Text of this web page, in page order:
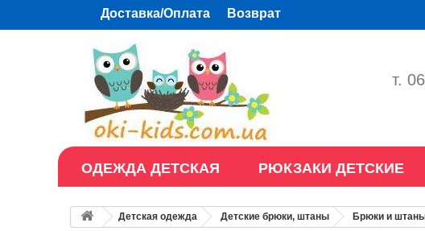
Доставка/Оплата Возврат
т.
ОДЕЖДА ДЕТСКАЯ РЮКЗАКИ ДЕТСКИЕ
Детская одежда Детские брюки, штаны Брюки и